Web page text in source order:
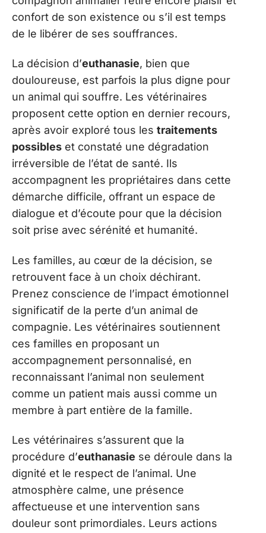
confort de son existence ou s’il est temps
de le libérer de ses souffrances.
La décision d’euthanasie, bien que
douloureuse, est parfois la plus digne pour
un animal qui souffre. Les vétérinaires
proposent cette option en dernier recours,
après avoir exploré tous les traitements
possibles et constaté une dégradation
irréversible de l’état de santé. Ils
accompagnent les propriétaires dans cette
démarche difficile, offrant un espace de
dialogue et d’écoute pour que la décision
soit prise avec sérénité et humanité.
Les familles, au cœur de la décision, se
retrouvent face à un choix déchirant.
Prenez conscience de l’impact émotionnel
significatif de la perte d’un animal de
compagnie. Les vétérinaires soutiennent
ces familles en proposant un
accompagnement personnalisé, en
reconnaissant l’animal non seulement
comme un patient mais aussi comme un
membre à part entière de la famille.
Les vétérinaires s’assurent que la
procédure d’euthanasie se déroule dans la
dignité et le respect de l’animal. Une
atmosphère calme, une présence
affectueuse et une intervention sans
douleur sont primordiales. Leurs actions